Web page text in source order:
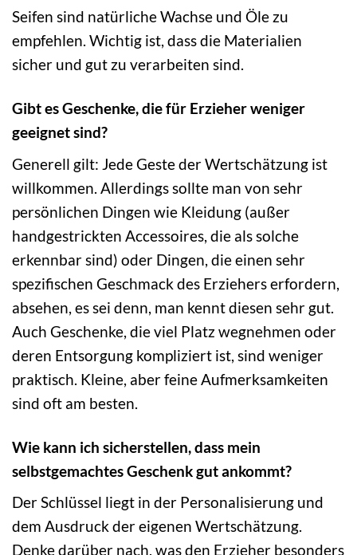
Seifen sind natürliche Wachse und Öle zu
empfehlen. Wichtig ist, dass die Materialien
sicher und gut zu verarbeiten sind.
Gibt es Geschenke, die für Erzieher weniger
geeignet sind?
Generell gilt: Jede Geste der Wertschätzung ist
willkommen. Allerdings sollte man von sehr
persönlichen Dingen wie Kleidung (außer
handgestrickten Accessoires, die als solche
erkennbar sind) oder Dingen, die einen sehr
spezifischen Geschmack des Erziehers erfordern,
absehen, es sei denn, man kennt diesen sehr gut.
Auch Geschenke, die viel Platz wegnehmen oder
deren Entsorgung kompliziert ist, sind weniger
praktisch. Kleine, aber feine Aufmerksamkeiten
sind oft am besten.
Wie kann ich sicherstellen, dass mein
selbstgemachtes Geschenk gut ankommt?
Der Schlüssel liegt in der Personalisierung und
dem Ausdruck der eigenen Wertschätzung.
Denke darüber nach, was den Erzieher besonders